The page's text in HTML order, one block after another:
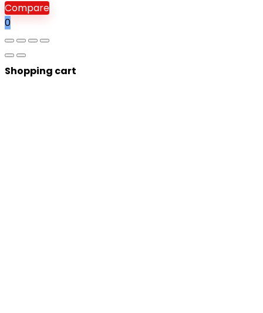
Compare
0
Shopping cart